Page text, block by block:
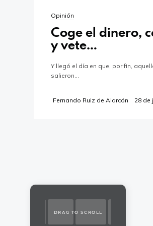
Opinión
Coge el dinero,
y vete…
Y llegó el día en que, por fin,
salieron…
Fernando Ruiz de Alarcón 28 de
DRAG TO SCROLL